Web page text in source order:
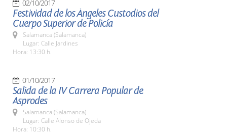
02/10/2017
Festividad de los Ángeles Custodios del
Cuerpo Superior de Policía
Salamanca (Salamanca)
Lugar: Calle Jardines
Hora: 13:30 h.
01/10/2017
Salida de la IV Carrera Popular de
Asprodes
Salamanca (Salamanca)
Lugar: Calle Alonso de Ojeda
Hora: 10:30 h.